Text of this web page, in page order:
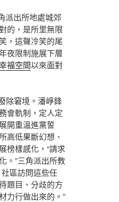
派出所地處城郊
的，是所里無限
，這聲冷笑的尾
夜限制施展下層
福空間以來面對
除窘境。潘崢鋒
會軌制，定人定
開重溫進黨誓
高低果斷幻想、
榜樣感化，“請求
。”三角派出所教
區訪問這些任
題目、分歧的方
力行做出來的。”